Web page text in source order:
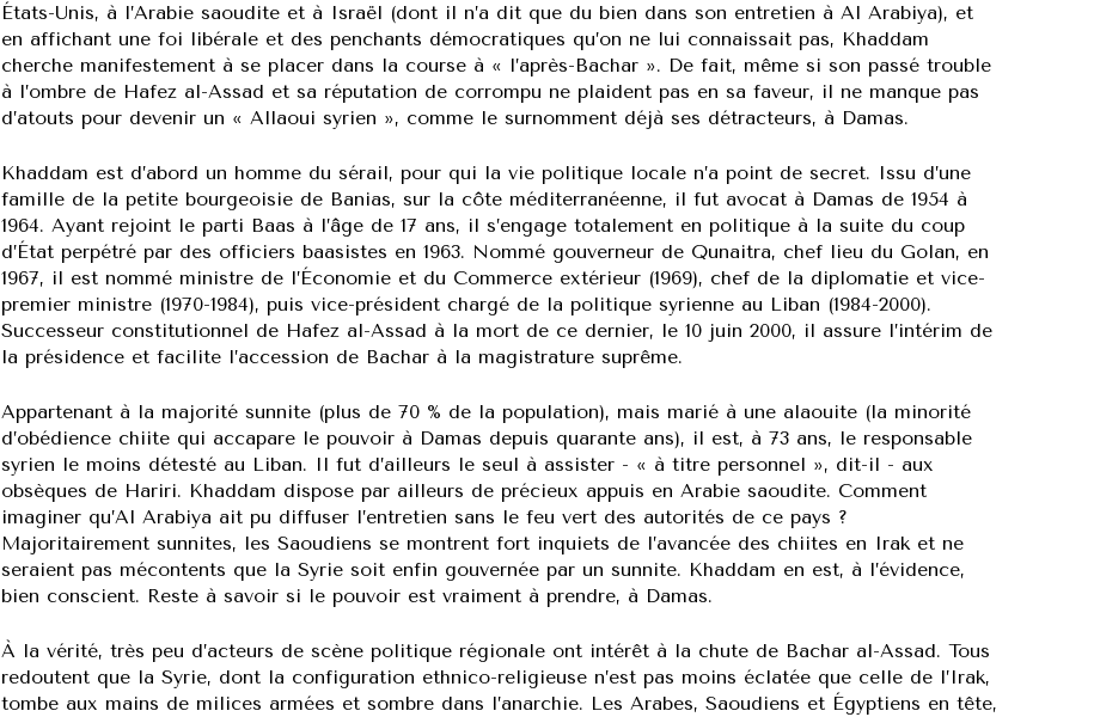
États-Unis, à l’Arabie saoudite et à Israël (dont il n’a dit que du bien dans son entretien à Al Arabiya), et
en affichant une foi libérale et des penchants démocratiques qu’on ne lui connaissait pas, Khaddam
cherche manifestement à se placer dans la course à « l’après-Bachar ». De fait, même si son passé trouble
à l’ombre de Hafez al-Assad et sa réputation de corrompu ne plaident pas en sa faveur, il ne manque pas
d’atouts pour devenir un « Allaoui syrien », comme le surnomment déjà ses détracteurs, à Damas.
Khaddam est d’abord un homme du sérail, pour qui la vie politique locale n’a point de secret. Issu d’une
famille de la petite bourgeoisie de Banias, sur la côte méditerranéenne, il fut avocat à Damas de 1954 à
1964. Ayant rejoint le parti Baas à l’âge de 17 ans, il s’engage totalement en politique à la suite du coup
d’État perpétré par des officiers baasistes en 1963. Nommé gouverneur de Qunaitra, chef lieu du Golan, en
1967, il est nommé ministre de l’Économie et du Commerce extérieur (1969), chef de la diplomatie et vice-
premier ministre (1970-1984), puis vice-président chargé de la politique syrienne au Liban (1984-2000).
Successeur constitutionnel de Hafez al-Assad à la mort de ce dernier, le 10 juin 2000, il assure l’intérim de
la présidence et facilite l’accession de Bachar à la magistrature suprême.
Appartenant à la majorité sunnite (plus de 70 % de la population), mais marié à une alaouite (la minorité
d’obédience chiite qui accapare le pouvoir à Damas depuis quarante ans), il est, à 73 ans, le responsable
syrien le moins détesté au Liban. Il fut d’ailleurs le seul à assister - « à titre personnel », dit-il - aux
obsèques de Hariri. Khaddam dispose par ailleurs de précieux appuis en Arabie saoudite. Comment
imaginer qu’Al Arabiya ait pu diffuser l’entretien sans le feu vert des autorités de ce pays ?
Majoritairement sunnites, les Saoudiens se montrent fort inquiets de l’avancée des chiites en Irak et ne
seraient pas mécontents que la Syrie soit enfin gouvernée par un sunnite. Khaddam en est, à l’évidence,
bien conscient. Reste à savoir si le pouvoir est vraiment à prendre, à Damas.
À la vérité, très peu d’acteurs de scène politique régionale ont intérêt à la chute de Bachar al-Assad. Tous
redoutent que la Syrie, dont la configuration ethnico-religieuse n’est pas moins éclatée que celle de l’Irak,
tombe aux mains de milices armées et sombre dans l’anarchie. Les Arabes, Saoudiens et Égyptiens en tête,